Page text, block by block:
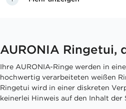
AURONIA Ringetui,
Ihre AURONIA-Ringe werden in
hochwertig verarbeiteten weißen
Ringetui wird in einer diskreten
keinerlei Hinweis auf den Inhalt der